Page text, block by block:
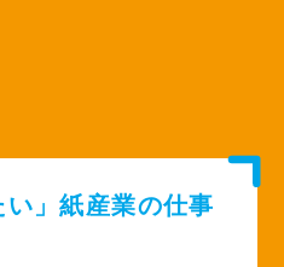
い」紙産業の仕事